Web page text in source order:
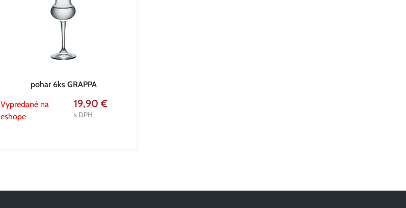
pohar 6ks GRAPPA
Vypredané na
eshope
19,90 €
s DPH